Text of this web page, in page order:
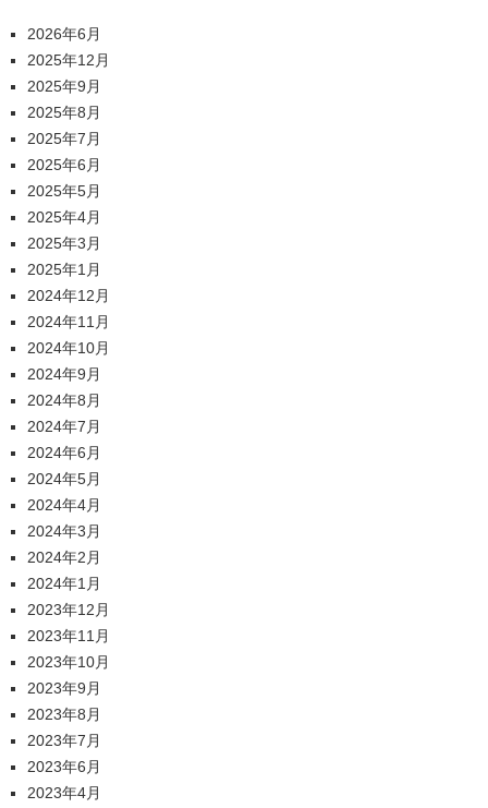
2026年6月
2025年12月
2025年9月
2025年8月
2025年7月
2025年6月
2025年5月
2025年4月
2025年3月
2025年1月
2024年12月
2024年11月
2024年10月
2024年9月
2024年8月
2024年7月
2024年6月
2024年5月
2024年4月
2024年3月
2024年2月
2024年1月
2023年12月
2023年11月
2023年10月
2023年9月
2023年8月
2023年7月
2023年6月
2023年4月